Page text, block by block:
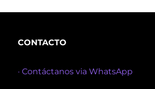
CONTACTO
· Contáctanos via WhatsApp